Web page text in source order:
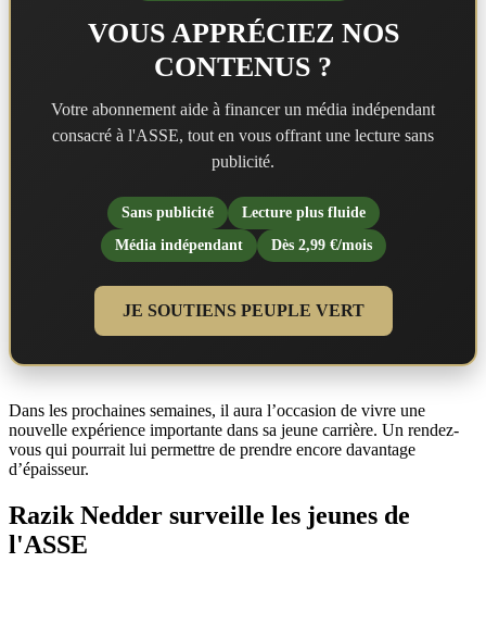
VOUS APPRÉCIEZ NOS
CONTENUS ?
Votre abonnement aide à financer un média indépendant
consacré à l'ASSE, tout en vous offrant une lecture sans
publicité.
Sans publicité
Lecture plus fluide
Média indépendant
Dès 2,99 €/mois
JE SOUTIENS PEUPLE VERT
Dans les prochaines semaines, il aura l’occasion de vivre une
nouvelle expérience importante dans sa jeune carrière. Un rendez-
vous qui pourrait lui permettre de prendre encore davantage
d’épaisseur.
Razik Nedder surveille les jeunes de
l'ASSE